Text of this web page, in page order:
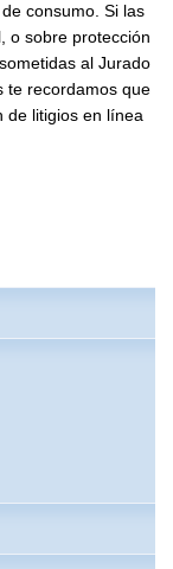
consumo. Si las
o sobre protección
al Jurado
te recordamos que
de litigios en línea